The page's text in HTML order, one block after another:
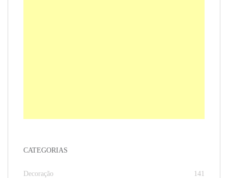
CATEGORIAS
Decoração 141